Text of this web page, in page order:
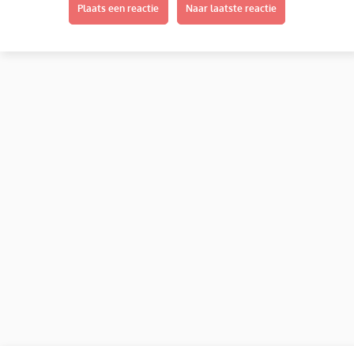
“zomaar” te geven.
Wat zouden jullie doen in dit geval? Geven jullie wel eens
Plaats een reactie Naar laatste reactie